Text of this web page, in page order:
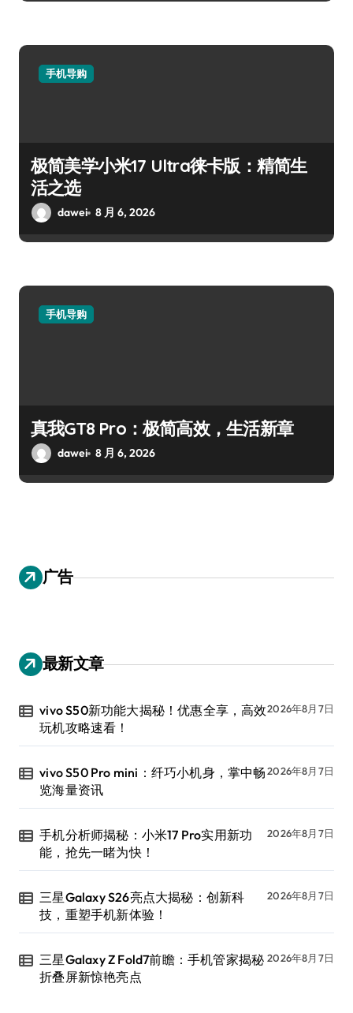
手机导购
极简美学小米17 Ultra徕卡版：精简生
活之选
dawei 8 月 6, 2026
手机导购
真我GT8 Pro：极简高效，生活新章
dawei 8 月 6, 2026
广告
最新文章
vivo S50新功能大揭秘！优惠全享，高效
玩机攻略速看！
2026年8月7日
vivo S50 Pro mini：纤巧小机身，掌中畅
览海量资讯
2026年8月7日
手机分析师揭秘：小米17 Pro实用新功
能，抢先一睹为快！
2026年8月7日
三星Galaxy S26亮点大揭秘：创新科
技，重塑手机新体验！
2026年8月7日
三星Galaxy Z Fold7前瞻：手机管家揭秘
折叠屏新惊艳亮点
2026年8月7日